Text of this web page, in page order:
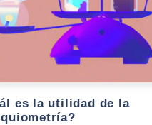
es la utilidad de la